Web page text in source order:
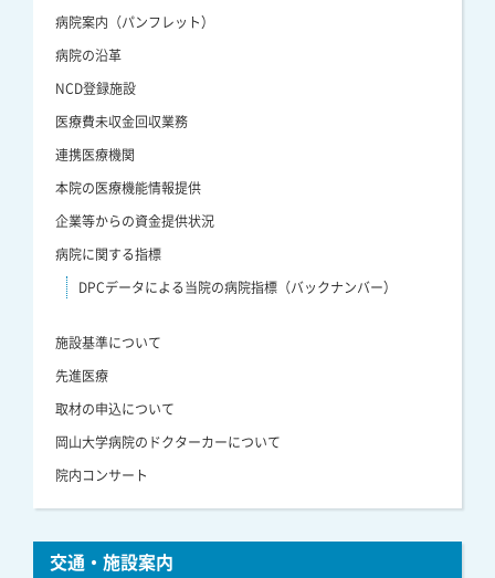
病院案内（パンフレット）
病院の沿革
NCD登録施設
医療費未収金回収業務
連携医療機関
本院の医療機能情報提供
企業等からの資金提供状況
病院に関する指標
DPCデータによる当院の病院指標（バックナンバー）
施設基準について
先進医療
取材の申込について
岡山大学病院のドクターカーについて
院内コンサート
交通・施設案内